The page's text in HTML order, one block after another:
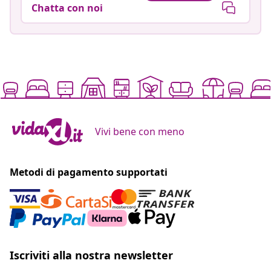
Chatta con noi
Vivi bene con meno
Metodi di pagamento supportati
Iscriviti alla nostra newsletter